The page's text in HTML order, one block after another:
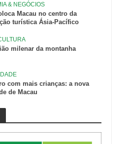
& NEGÓCIOS
Macau no centro da
turística Ásia-Pacífico
milenar da montanha
com mais crianças: a nova
de Macau